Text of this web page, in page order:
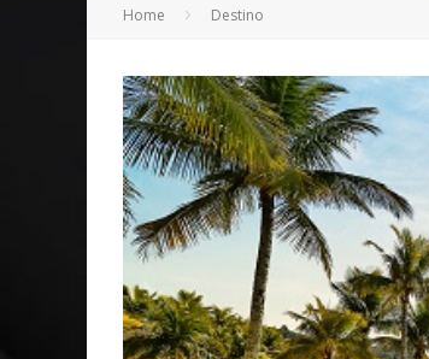
MÚSICA: MALTA, ONDE TUDO
CARREIRA: NICHOLLAS MARSHELL:
CAPA: O SUCESSO DE JOÃO VICTOR
VER: CINCO DICAS DO QUE ASSISTIR
Home Destino